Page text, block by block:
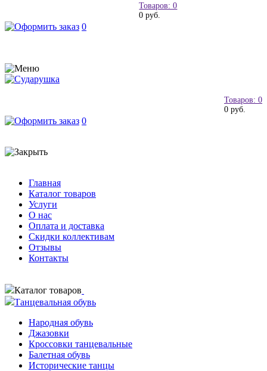
Товаров: 0
0 руб.
0
Товаров: 0
0 руб.
0
Главная
Каталог товаров
Услуги
О нас
Оплата и доставка
Скидки коллективам
Отзывы
Контакты
Каталог товаров
Танцевальная обувь
Народная обувь
Джазовки
Кроссовки танцевальные
Балетная обувь
Исторические танцы